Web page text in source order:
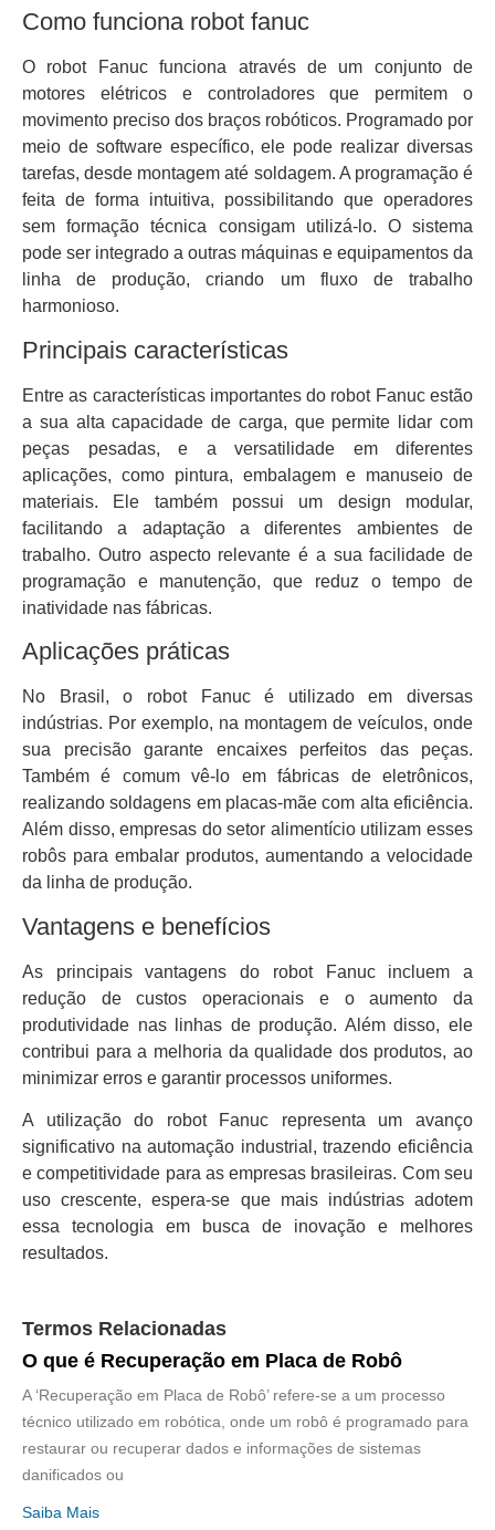
Como funciona robot fanuc
O robot Fanuc funciona através de um conjunto de
motores elétricos e controladores que permitem o
movimento preciso dos braços robóticos. Programado por
meio de software específico, ele pode realizar diversas
tarefas, desde montagem até soldagem. A programação é
feita de forma intuitiva, possibilitando que operadores
sem formação técnica consigam utilizá-lo. O sistema
pode ser integrado a outras máquinas e equipamentos da
linha de produção, criando um fluxo de trabalho
harmonioso.
Principais características
Entre as características importantes do robot Fanuc estão
a sua alta capacidade de carga, que permite lidar com
peças pesadas, e a versatilidade em diferentes
aplicações, como pintura, embalagem e manuseio de
materiais. Ele também possui um design modular,
facilitando a adaptação a diferentes ambientes de
trabalho. Outro aspecto relevante é a sua facilidade de
programação e manutenção, que reduz o tempo de
inatividade nas fábricas.
Aplicações práticas
No Brasil, o robot Fanuc é utilizado em diversas
indústrias. Por exemplo, na montagem de veículos, onde
sua precisão garante encaixes perfeitos das peças.
Também é comum vê-lo em fábricas de eletrônicos,
realizando soldagens em placas-mãe com alta eficiência.
Além disso, empresas do setor alimentício utilizam esses
robôs para embalar produtos, aumentando a velocidade
da linha de produção.
Vantagens e benefícios
As principais vantagens do robot Fanuc incluem a
redução de custos operacionais e o aumento da
produtividade nas linhas de produção. Além disso, ele
contribui para a melhoria da qualidade dos produtos, ao
minimizar erros e garantir processos uniformes.
A utilização do robot Fanuc representa um avanço
significativo na automação industrial, trazendo eficiência
e competitividade para as empresas brasileiras. Com seu
uso crescente, espera-se que mais indústrias adotem
essa tecnologia em busca de inovação e melhores
resultados.
Termos Relacionadas
O que é Recuperação em Placa de Robô
A ‘Recuperação em Placa de Robô’ refere-se a um processo
técnico utilizado em robótica, onde um robô é programado para
restaurar ou recuperar dados e informações de sistemas
danificados ou
Saiba Mais